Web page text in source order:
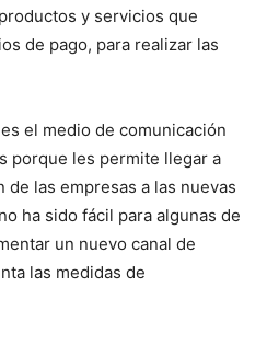
y servicios que
de pago, para realizar las
el medio de comunicación
porque les permite llegar a
de las empresas a las nuevas
ha sido fácil para algunas de
un nuevo canal de
las medidas de